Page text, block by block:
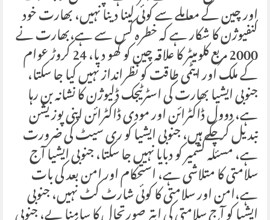
اور چین کے معاملے سے کوئی لینا دینا نہیں، بھارت خود
کنفیوژن کا شکار ہے کہ خطرہ کس سے ہے،بھارت نے
2000 مربع کلومیٹر کا علاقہ چین کو کھو دیا، 24 کروڑ عوام
کے ملک اور ایٹمی طاقت کو نظرانداز نہیں کیا جا سکتا،
جنوبی ایشیا بھارت کی اسٹرٹیجک ڈلیوژن کا نشانہ بن رہا
ہے، دوول ڈاکٹرائن اور مودی ڈاکٹرائن اپنی پوزیشن
تبدیل کر چکے ہیں، جنوبی ایشیا کو ری سیٹ کی ضرورت
ہے، مسئلہ کشمیر کو دبایا نہیں جا سکتا، جنوبی ایشیا آج
سلامتی کا متلاشی ہے، استحکام اور امن بعد کی بات
ہے،امن اور سلامتی کا کوئی شارٹ کٹ نہیں، جنوبی